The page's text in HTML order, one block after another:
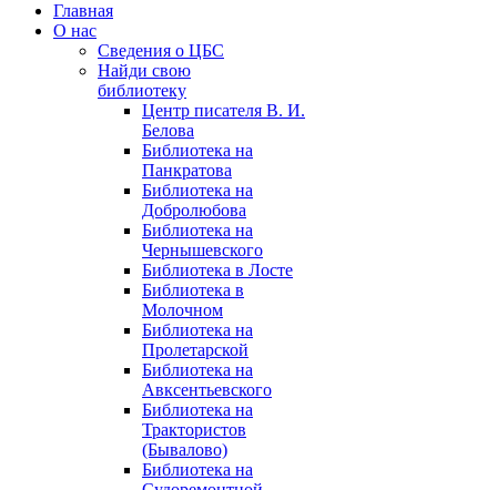
Главная
О нас
Сведения о ЦБС
Найди свою
библиотеку
Центр писателя В. И.
Белова
Библиотека на
Панкратова
Библиотека на
Добролюбова
Библиотека на
Чернышевского
Библиотека в Лосте
Библиотека в
Молочном
Библиотека на
Пролетарской
Библиотека на
Авксентьевского
Библиотека на
Трактористов
(Бывалово)
Библиотека на